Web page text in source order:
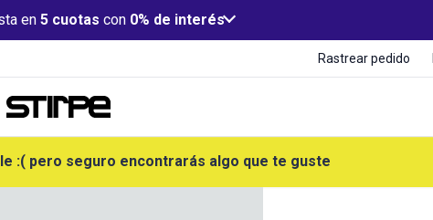
en 5 cuotas con 0% de interés
Rastrear pedido
:( pero seguro encontrarás algo que te guste